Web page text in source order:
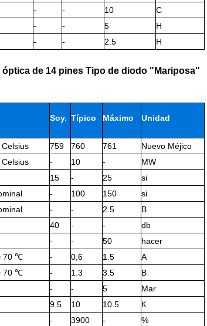
- - 10
С
- - 5
Н
- - 2.5 Н
de 14 pines Tipo de diodo "Mariposa"
Soy. Típico Máximo Unidad
759 760 761
Nuevo Méjico
- 10 -
MW
15 - 25
si
- 100 150
si
- - 2.5
В
40 - -
db
- - 50
hacer
70 ℃ - 0,6 1.5
А
70 ℃ - 1.3 3.5
В
- - 5
Mar
9.5 10 10.5
К
- 3900 -
%